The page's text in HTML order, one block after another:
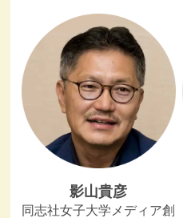
影山貴彦
同志社女子大学メディア創